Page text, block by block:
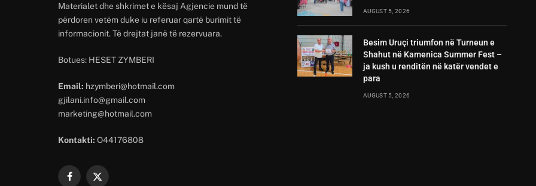
Materialet dhe shkrimet e kësaj Agjencie mund të
përdoren vetëm duke iu referuar qartë burimit të
informacionit. Të drejtat janë të rezervuara.
Botues: HESET ZYMBERI
Email: hzymberi@hotmail.com
gjilani.info@gmail.com
marketing@hotmail.com
Kontakti: O44176808
Facebook
X
AUGUST 5, 2026
Besim Uruçi triumfon në Turneun e
Shahut në Kamenica Summer Fest –
ja kush u renditën në katër vendet e
para
AUGUST 5, 2026